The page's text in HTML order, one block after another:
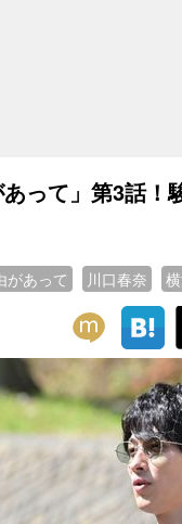
って」第3話！
があって 川口春奈